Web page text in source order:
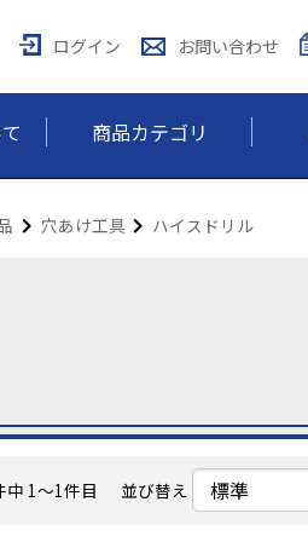
ログイン お問い合わせ
商品カテゴリ
穴あけ工具 ハイスドリル
中 1〜1件目 並び替え